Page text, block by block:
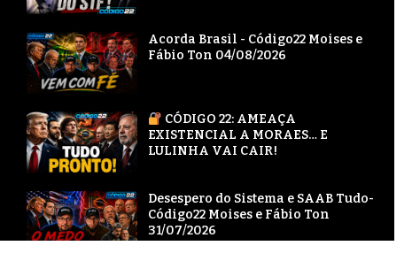
Acorda Brasil - Código22 Moises e
Fábio Ton 04/08/2026
CÓDIGO 22: AMEAÇA
EXISTENCIAL A MORAES… E
LULINHA VAI CAIR!
Desespero do Sistema e SAAB Tudo-
Código22 Moises e Fábio Ton
31/07/2026